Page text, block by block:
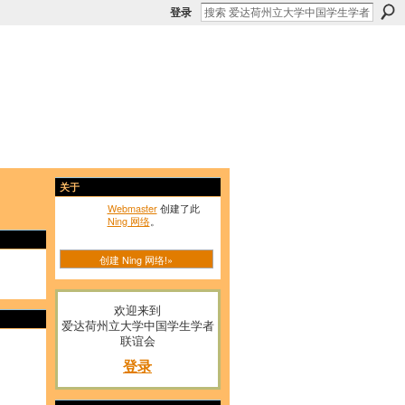
登录
关于
Webmaster创建了此
Ning 网络。
创建 Ning 网络!»
欢迎来到
爱达荷州立大学中国学生学者
联谊会
登录